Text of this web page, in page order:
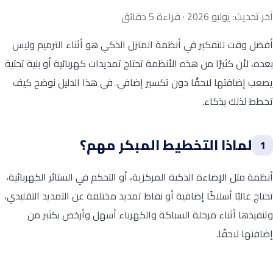
آخر تحديث: يوليو 2026 · قراءة 5 دقائق
أفضل وقت للتفكير في أنظمة المنزل الذكي هو أثناء الترميم وليس
بعده، لأن كثيرًا من هذه الأنظمة تحتاج تمديدات كهربائية أو بنية تحتية
يصعب إضافتها لاحقًا دون تكسير إضافي. في هذا الدليل نوضح كيف
تخطط لذلك بذكاء.
1 لماذا التخطيط المبكر مهم؟
أنظمة مثل الإضاءة الذكية المركزية، أو التحكم في الستائر الكهربائية،
تحتاج غالبًا أسلاكًا إضافية أو نقاط تمديد مختلفة عن التمديد التقليدي،
وتنفيذها أثناء مرحلة السباكة والكهرباء أسهل وأرخص بكثير من
إضافتها لاحقًا.